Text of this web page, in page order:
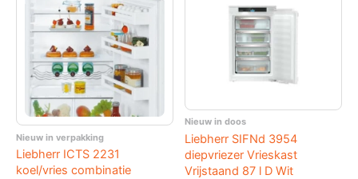
Nieuw in verpakking
Liebherr ICTS 2231
koel/vries combinatie
Nieuw in doos
Liebherr SIFNd 3954
diepvriezer Vrieskast
Vrijstaand 87 l D Wit